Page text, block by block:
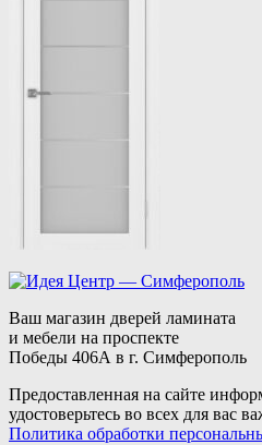
Ваш магазин дверей ламината
и мебели на проспекте
Победы 406А в г. Симферополь
Предоставленная на сайте
удостоверьтесь во всех для вас
Политика обработки